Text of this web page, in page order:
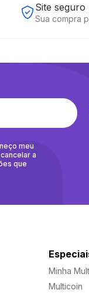
Site seguro
Sua compra
meu
a
que
Minha
Multicoin